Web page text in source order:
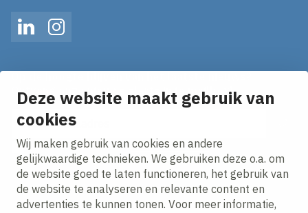
Deze website maakt gebruik van
cookies
Wij maken gebruik van cookies en andere
gelijkwaardige technieken. We gebruiken deze o.a. om
de website goed te laten functioneren, het gebruik van
de website te analyseren en relevante content en
advertenties te kunnen tonen. Voor meer informatie,
LinkedInInstagram
Ontvang onze nieuws alerts in je mailbox!
E-mailadres
Ik ga akkoord met hetprivacy statement.